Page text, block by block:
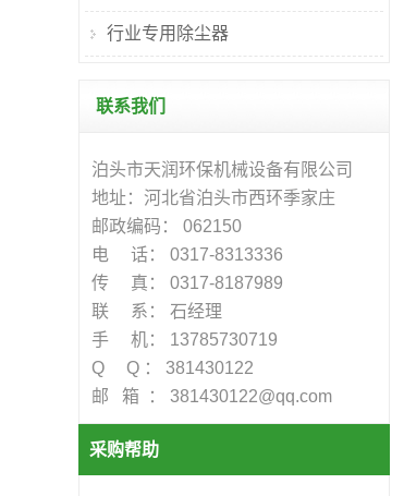
行业专用除尘器
联系我们
泊头市天润环保机械设备有限公司
地址：河北省泊头市西环季家庄
邮政编码： 062150
电 话： 0317-8313336
传 真： 0317-8187989
联 系： 石经理
手 机： 13785730719
Q Q ： 381430122
邮 箱 ： 381430122@qq.com
采购帮助